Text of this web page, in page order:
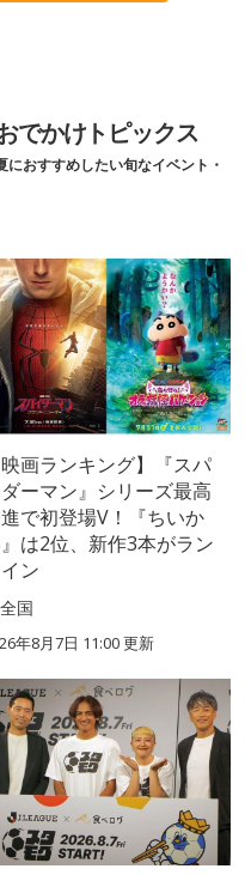
でかけトピックス
おすすめしたい旬なイベント・
映画ランキング】『スパ
ーマン』シリーズ最高
で初登場V！『ちいか
は2位、新作3本がラン
ン
全国
年8月7日 11:00更新